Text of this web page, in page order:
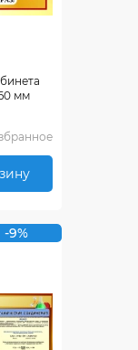
мм
-9%